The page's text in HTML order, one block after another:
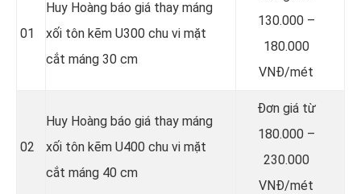
01
Huy Hoàng báo giá thay máng
xối tôn kẽm U300 chu vi mặt
cắt máng 30 cm
130.000 –
180.000
VNĐ/mét
02
Huy Hoàng báo giá thay máng
xối tôn kẽm U400 chu vi mặt
cắt máng 40 cm
Đơn giá từ
180.000 –
230.000
VNĐ/mét